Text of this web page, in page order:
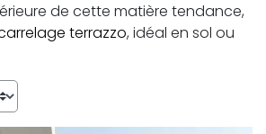
de cette matière tendance,
terrazzo, idéal en sol ou